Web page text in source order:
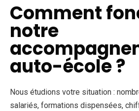
Comment
notre
auto-école ?
Nous étudions votre situation :
salariés, formations dispensées,